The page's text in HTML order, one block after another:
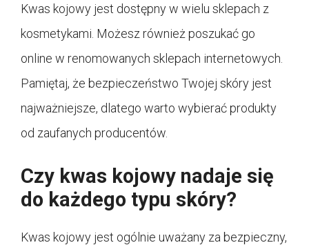
Kwas kojowy jest dostępny w wielu sklepach z
kosmetykami. Możesz również poszukać go
online w renomowanych sklepach internetowych.
Pamiętaj, że bezpieczeństwo Twojej skóry jest
najważniejsze, dlatego warto wybierać produkty
od zaufanych producentów.
Czy kwas kojowy nadaje się
do każdego typu skóry?
Kwas kojowy jest ogólnie uważany za bezpieczny,